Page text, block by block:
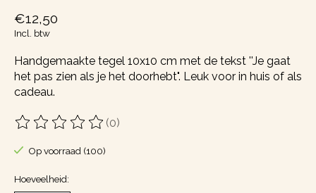
€12,50
Incl. btw
Handgemaakte tegel 10x10 cm met de tekst ''Je gaat
het pas zien als je het doorhebt". Leuk voor in huis of als
cadeau.
De beoordeling van dit product is
(0)
Op voorraad (100)
Hoeveelheid: